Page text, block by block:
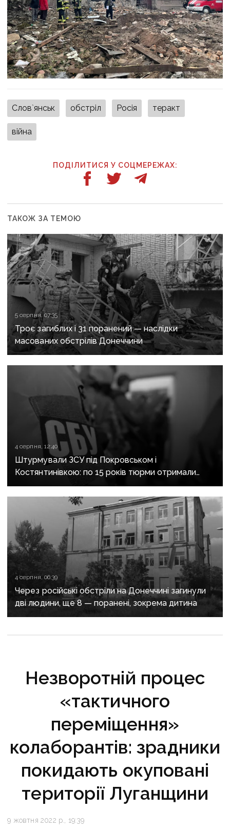
Слов`янськ обстріл Росія теракт
війна
ПОДІЛИТИСЯ У СОЦМЕРЕЖАХ:
ТАКОЖ ЗА ТЕМОЮ
5 серпня, 07:35
Троє загиблих і 31 поранений — наслідки
масованих обстрілів Донеччини
4 серпня, 12:40
Штурмували ЗСУ під Покровськом і
Костянтинівкою: по 15 років тюрми отримали
десятеро бойовиків, які воювали на боці рф
4 серпня, 06:39
Через російські обстріли на Донеччині загинули
дві людини, ще 8 — поранені, зокрема дитина
Незворотній процес
«тактичного
переміщення»
колаборантів: зрадники
покидають окуповані
території Луганщини
9 жовтня 2022 р., 19:39